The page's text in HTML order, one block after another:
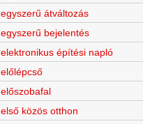
egyszerű átváltozás
egyszerű bejelentés
elektronikus építési napló
előlépcső
előszobafal
első közös otthon